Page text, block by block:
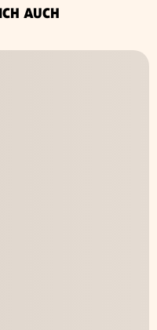
AUCH